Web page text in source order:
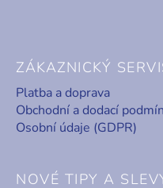
ZÁKAZNICKÝ
Platba a doprava
Obchodní a dodací
Osobní údaje (GDPR)
NOVÉ TIPY A